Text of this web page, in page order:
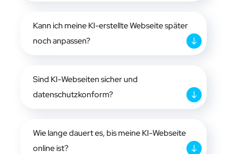
Kann ich meine KI-erstellte Webseite später
noch anpassen?
Sind KI-Webseiten sicher und
datenschutzkonform?
Wie lange dauert es, bis meine KI-Webseite
online ist?